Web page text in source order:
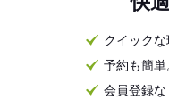
クイック
予約も簡
会員登録